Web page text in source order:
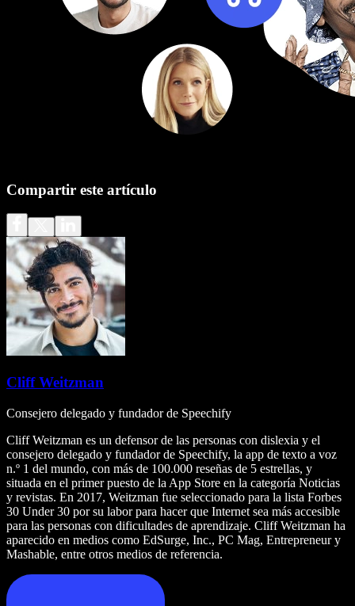
Compartir este artículo
Cliff Weitzman
Consejero delegado y fundador de Speechify
Cliff Weitzman es un defensor de las personas con dislexia y el
consejero delegado y fundador de Speechify, la app de texto a voz
n.º 1 del mundo, con más de 100.000 reseñas de 5 estrellas, y
situada en el primer puesto de la App Store en la categoría Noticias
y revistas. En 2017, Weitzman fue seleccionado para la lista Forbes
30 Under 30 por su labor para hacer que Internet sea más accesible
para las personas con dificultades de aprendizaje. Cliff Weitzman ha
aparecido en medios como EdSurge, Inc., PC Mag, Entrepreneur y
Mashable, entre otros medios de referencia.